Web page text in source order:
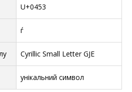
U+0453
ѓ
Cyrillic Small Letter GJE
унікальний символ